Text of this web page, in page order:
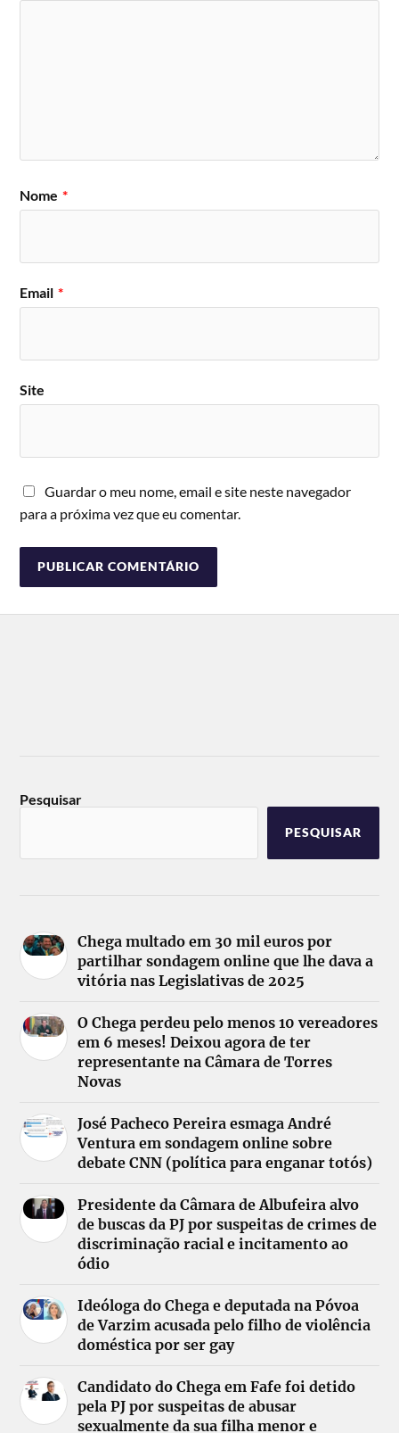
Nome *
Email *
Site
Guardar o meu nome, email e site neste navegador
para a próxima vez que eu comentar.
Pesquisar
PESQUISAR
Chega multado em 30 mil euros por
partilhar sondagem online que lhe dava a
vitória nas Legislativas de 2025
O Chega perdeu pelo menos 10 vereadores
em 6 meses! Deixou agora de ter
representante na Câmara de Torres
Novas
José Pacheco Pereira esmaga André
Ventura em sondagem online sobre
debate CNN (política para enganar totós)
Presidente da Câmara de Albufeira alvo
de buscas da PJ por suspeitas de crimes de
discriminação racial e incitamento ao
ódio
Ideóloga do Chega e deputada na Póvoa
de Varzim acusada pelo filho de violência
doméstica por ser gay
Candidato do Chega em Fafe foi detido
pela PJ por suspeitas de abusar
sexualmente da sua filha menor e